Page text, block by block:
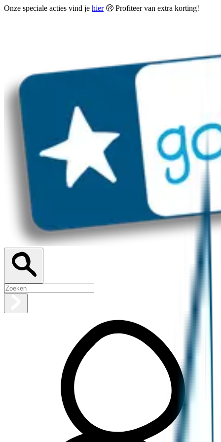
Onze speciale acties vind je hier🤑 Profiteer van extra korting!